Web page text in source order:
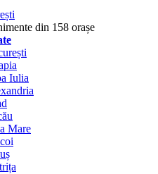
din 158 orașe
Iulia
Mare